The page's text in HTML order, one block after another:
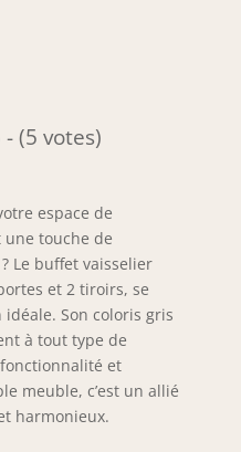
(5 votes)
espace de
touche de
Le buffet vaisselier
et 2 tiroirs, se
Son coloris gris
à tout type de
et
meuble, c’est un allié
harmonieux.